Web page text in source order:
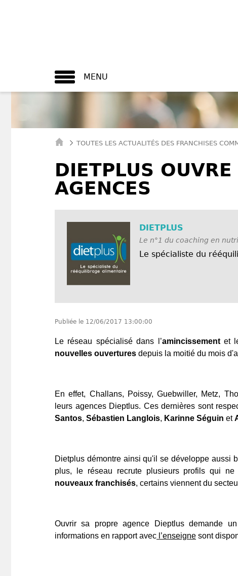
MENU
TOUTES LES ACTUALITÉS DES FRANCHISES
DIETPLUS
AGENCES
DIETPLUS
Le n°1 du coaching en
Le spécialiste du
Publiée le 12/06/2017 13:00:00
Le réseau spécialisé dans l’amincissementet
nouvelles ouvertures depuis la moitié du mois
En effet, Challans, Poissy, Guebwiller, Metz,
leurs agences Dieptlus. Ces dernières sont
Santos, Sébastien Langlois, Karinne Séguin et
Dietplus démontre ainsi qu'il se développe aussi
plus, le réseau recrute plusieurs profils qui
nouveaux franchisés, certains viennent du
Ouvrir sa propre agence Dieptlus demande
informations en rapport avec l’enseigne sont